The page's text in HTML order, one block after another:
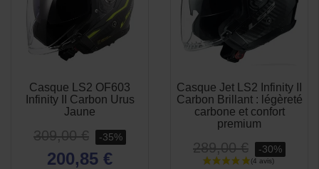
Casque LS2 OF603
Infinity II Carbon Urus
Jaune
309,00 € -35%
200,85 €
Casque Jet LS2 Infinity II
Carbon Brillant : légèreté
carbone et confort
premium
289,00 € -30%
APERÇU
RAPIDE
APERÇU
RAPIDE